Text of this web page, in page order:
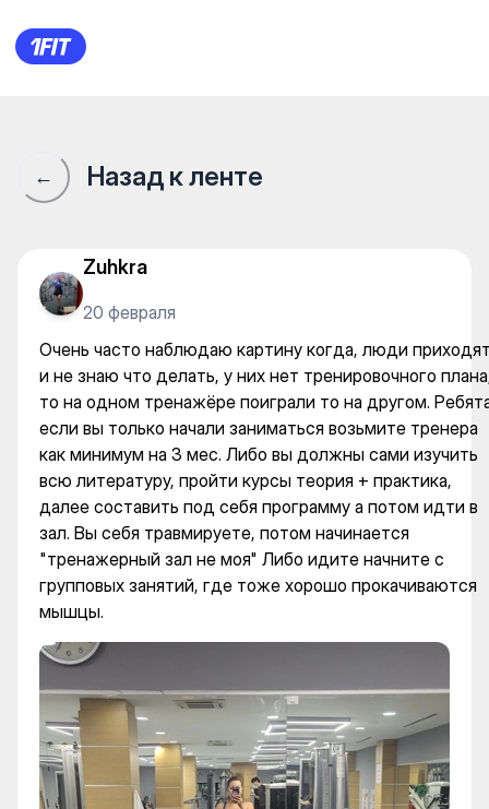
Очень часто наблюдаю
← Назад к ленте
Zuhkra
20 февраля
Очень часто наблюдаю картину когда, люди
и не знаю что делать, у них нет тренировочного
то на одном тренажёре поиграли то на другом.
если вы только начали заниматься возьмите тренера
как минимум на 3 мес. Либо вы должны сами изучить
всю литературу, пройти курсы теория + практика,
далее составить под себя программу а потом идти в
зал. Вы себя травмируете, потом начинается
"тренажерный зал не моя" Либо идите начните с
групповых занятий, где тоже хорошо прокачиваются
мышцы.